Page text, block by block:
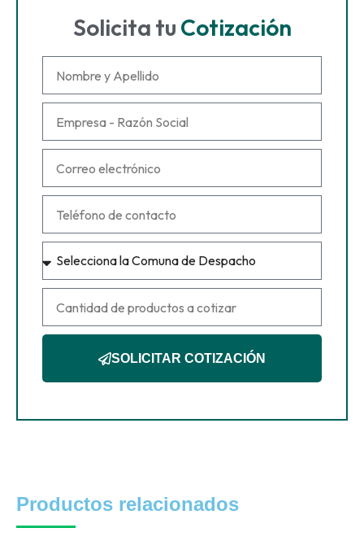
Solicita tu Cotización
SOLICITAR COTIZACIÓN
Productos relacionados